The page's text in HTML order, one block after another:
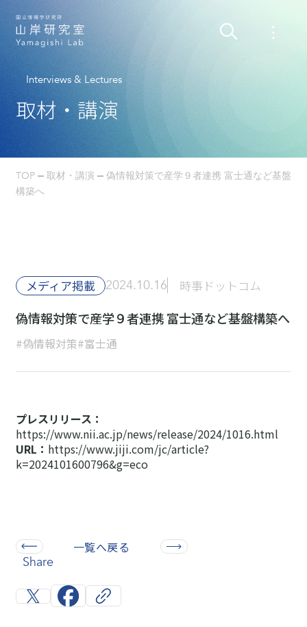
Interviews & Lectures
取材・講演
TOP 取材・講演
偽情報対策で産学９者連携 富士通など基盤
構築へ
Share
メディア掲載 2024.10.16 時事ドットコム
偽情報対策で産学９者連携 富士通など基盤構築へ
#偽情報対策#富士通
プレスリリース：
https://www.nii.ac.jp/news/release/2024/1016.html
URL： https://www.jiji.com/jc/article?
k=2024101600796&g=eco
一覧へ戻る